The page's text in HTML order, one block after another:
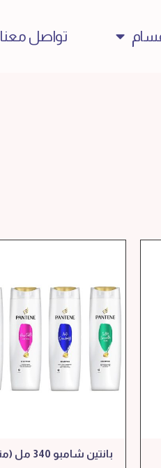
تواصل معنا
بانتين شامبو 340 مل (متنوع)